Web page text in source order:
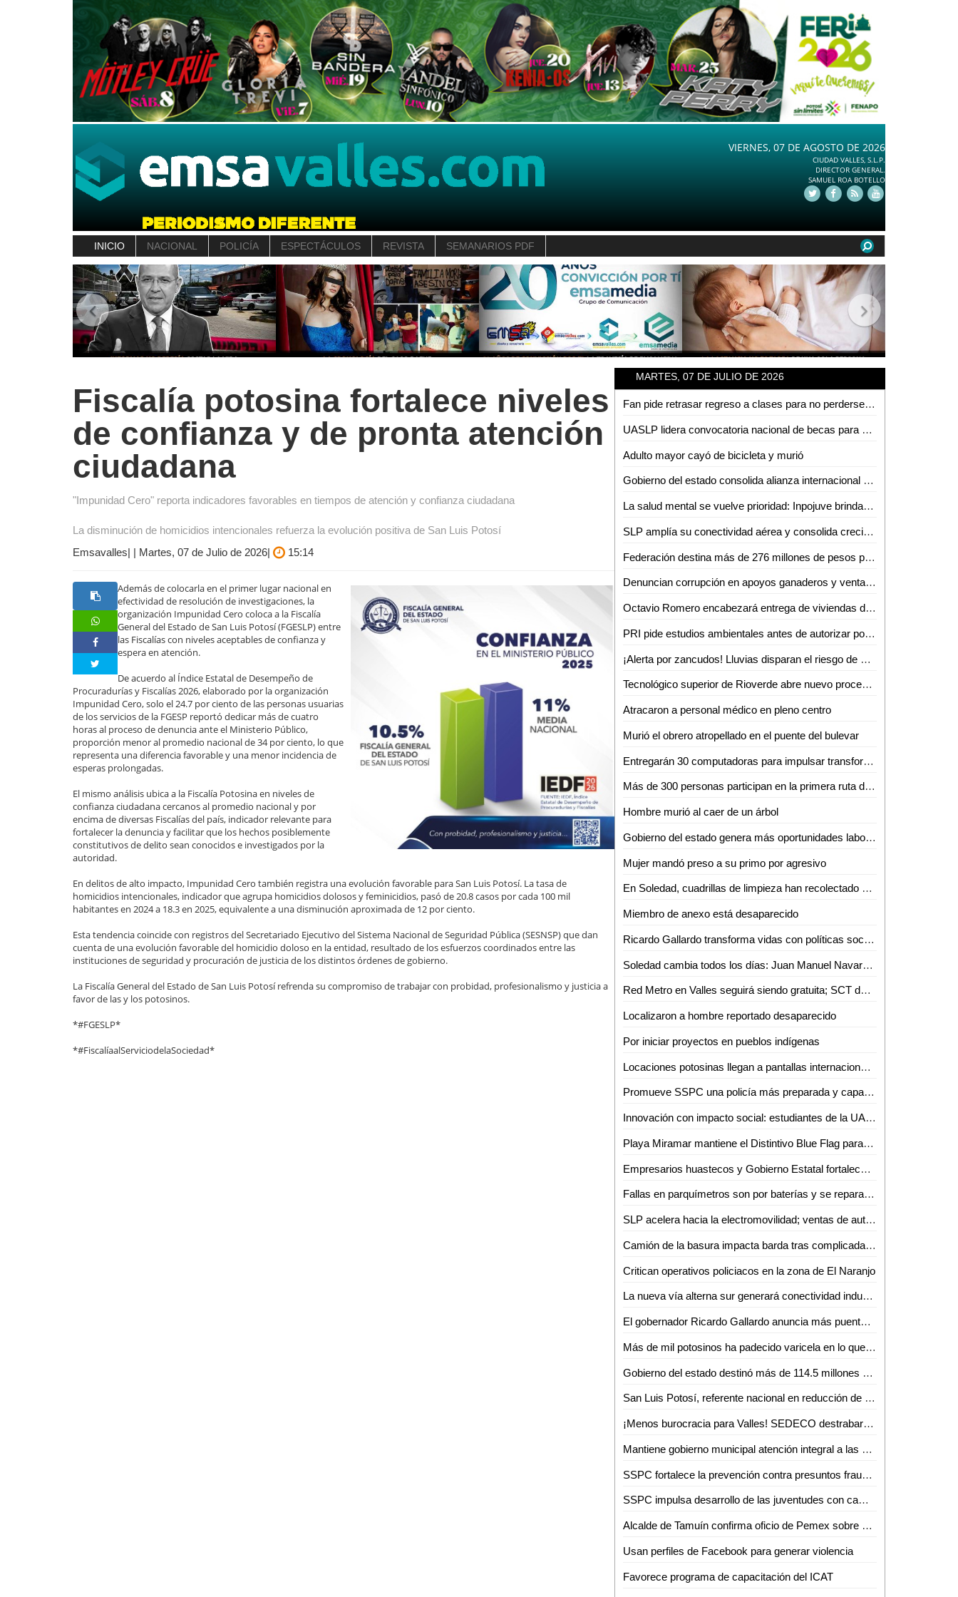
VIERNES, 07 DE AGOSTO DE 2026
CIUDAD VALLES, S.L.P.
DIRECTOR GENERAL.
SAMUEL ROA BOTELLO
INICIO NACIONAL POLICÍA ESPECTÁCULOS REVISTA SEMANARIOS PDF
Fiscalía potosina fortalece niveles
de confianza y de pronta atención
ciudadana
"Impunidad Cero" reporta indicadores favorables en tiempos de atención y confianza ciudadana
La disminución de homicidios intencionales refuerza la evolución positiva de San Luis Potosí
Emsavalles| | Martes, 07 de Julio de 2026|
15:14
Además de colocarla en el primer lugar nacional en
efectividad de resolución de investigaciones, la
organización Impunidad Cero coloca a la Fiscalía
General del Estado de San Luis Potosí (FGESLP) entre
las Fiscalías con niveles aceptables de confianza y
espera en atención.
De acuerdo al Índice Estatal de Desempeño de
Procuradurías y Fiscalías 2026, elaborado por la organización
Impunidad Cero, solo el 24.7 por ciento de las personas usuarias
de los servicios de la FGESP reportó dedicar más de cuatro
horas al proceso de denuncia ante el Ministerio Público,
proporción menor al promedio nacional de 34 por ciento, lo que
representa una diferencia favorable y una menor incidencia de
esperas prolongadas.
El mismo análisis ubica a la Fiscalía Potosina en niveles de
confianza ciudadana cercanos al promedio nacional y por
encima de diversas Fiscalías del país, indicador relevante para
fortalecer la denuncia y facilitar que los hechos posiblemente
constitutivos de delito sean conocidos e investigados por la
autoridad.
En delitos de alto impacto, Impunidad Cero también registra una evolución favorable para San Luis Potosí. La tasa de
homicidios intencionales, indicador que agrupa homicidios dolosos y feminicidios, pasó de 20.8 casos por cada 100 mil
habitantes en 2024 a 18.3 en 2025, equivalente a una disminución aproximada de 12 por ciento.
Esta tendencia coincide con registros del Secretariado Ejecutivo del Sistema Nacional de Seguridad Pública (SESNSP) que dan
cuenta de una evolución favorable del homicidio doloso en la entidad, resultado de los esfuerzos coordinados entre las
instituciones de seguridad y procuración de justicia de los distintos órdenes de gobierno.
La Fiscalía General del Estado de San Luis Potosí refrenda su compromiso de trabajar con probidad, profesionalismo y justicia a
favor de las y los potosinos.
*#FGESLP*
*#FiscalíaalServiciodelaSociedad*
MARTES, 07 DE JULIO DE 2026
Fan pide retrasar regreso a clases para no perderse concierto de Los Tigres del Norte en la Fenapo
UASLP lidera convocatoria nacional de becas para doble titulación en ingeniería con Francia
Adulto mayor cayó de bicicleta y murió
Gobierno del estado consolida alianza internacional en salud mental
La salud mental se vuelve prioridad: Inpojuve brinda atención psicológica en la Huasteca
SLP amplía su conectividad aérea y consolida crecimiento turistico y económico
Federación destina más de 276 millones de pesos para fortalecer la salud en SLP
Denuncian corrupción en apoyos ganaderos y venta de aretes
Octavio Romero encabezará entrega de viviendas del Infonavit en Ciudad Valles
PRI pide estudios ambientales antes de autorizar posible fracking en la Huasteca Potosina
¡Alerta por zancudos! Lluvias disparan el riesgo de dengue, zika y chikungunya
Tecnológico superior de Rioverde abre nuevo proceso de admisión por alta demanda
Atracaron a personal médico en pleno centro
Murió el obrero atropellado en el puente del bulevar
Entregarán 30 computadoras para impulsar transformación digital de negocios de la Huasteca
Más de 300 personas participan en la primera ruta de senderismo por la reinserción
Hombre murió al caer de un árbol
Gobierno del estado genera más oportunidades laborales a mujeres potosinas
Mujer mandó preso a su primo por agresivo
En Soledad, cuadrillas de limpieza han recolectado más de 10 toneladas de residuos por la fiesta futbolera
Miembro de anexo está desaparecido
Ricardo Gallardo transforma vidas con políticas sociales sin límites
Soledad cambia todos los días: Juan Manuel Navarro, al arrancar pavimentación en bulevar Valle de los Fantasmas
Red Metro en Valles seguirá siendo gratuita; SCT desmiente cobro de 12 pesos
Localizaron a hombre reportado desaparecido
Por iniciar proyectos en pueblos indígenas
Locaciones potosinas llegan a pantallas internacionales
Promueve SSPC una policía más preparada y capacitada
Innovación con impacto social: estudiantes de la UASLP crean plataforma para digitalizar servicios
Playa Miramar mantiene el Distintivo Blue Flag para la temporada 2026-2027
Empresarios huastecos y Gobierno Estatal fortalecen alianza para atraer inversiones
Fallas en parquímetros son por baterías y se reparan en menos de una hora: Gabriel Castañeda
SLP acelera hacia la electromovilidad; ventas de autos híbridos y eléctricos crecen 59%
Camión de la basura impacta barda tras complicada maniobra en Villas del Carmen
Critican operativos policiacos en la zona de El Naranjo
La nueva vía alterna sur generará conectividad industrial en SLP
El gobernador Ricardo Gallardo anuncia más puentes vehiculares para la zona metropolitana
Más de mil potosinos ha padecido varicela en lo que del año
Gobierno del estado destinó más de 114.5 millones de pesos en créditos durante junio
San Luis Potosí, referente nacional en reducción de violencia
¡Menos burocracia para Valles! SEDECO destrabará trámites para empresarios
Mantiene gobierno municipal atención integral a las personas adultas mayores durante junio
SSPC fortalece la prevención contra presuntos fraudes digitales
SSPC impulsa desarrollo de las juventudes con campamento de verano 2026
Alcalde de Tamuín confirma oficio de Pemex sobre uso de explosivos para actividades petroleras
Usan perfiles de Facebook para generar violencia
Favorece programa de capacitación del ICAT